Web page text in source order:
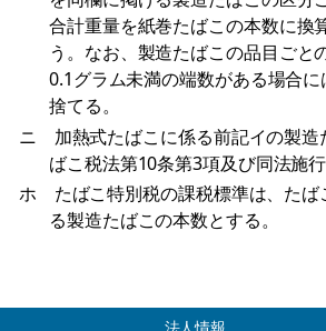
合計重量を紙巻たばこの本数に換
う。なお、製造たばこの品目ごと
0.1グラム未満の端数がある場合に
捨てる。
ニ 加熱式たばこに係る前記イの製造
ばこ税法第10条第3項及び同法施行
ホ たばこ特別税の課税標準は、たば
る製造たばこの本数とする。